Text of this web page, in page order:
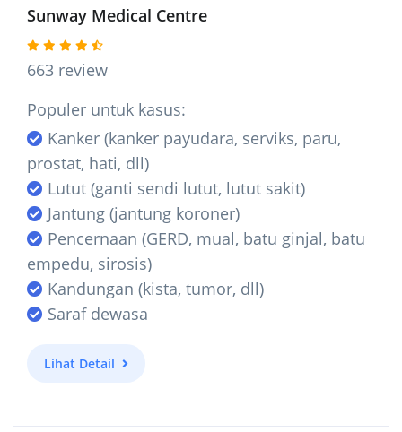
Sunway Medical Centre
663 review
Populer untuk kasus:
Kanker (kanker payudara, serviks, paru,
prostat, hati, dll)
Lutut (ganti sendi lutut, lutut sakit)
Jantung (jantung koroner)
Pencernaan (GERD, mual, batu ginjal, batu
empedu, sirosis)
Kandungan (kista, tumor, dll)
Saraf dewasa
Lihat Detail